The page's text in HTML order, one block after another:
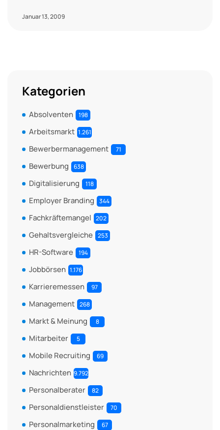
Januar 13, 2009
Kategorien
Absolventen 198
Arbeitsmarkt 1.261
Bewerbermanagement 71
Bewerbung 638
Digitalisierung 118
Employer Branding 344
Fachkräftemangel 202
Gehaltsvergleiche 253
HR-Software 194
Jobbörsen 1.176
Karrieremessen 97
Management 268
Markt & Meinung 8
Mitarbeiter 5
Mobile Recruiting 69
Nachrichten 9.792
Personalberater 82
Personaldienstleister 70
Personalmarketing 67